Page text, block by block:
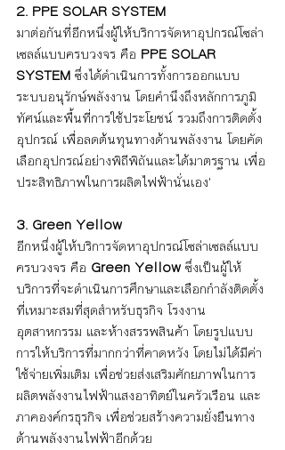
2. PPE SOLAR SYSTEM
มาต่อกันที่อีกหนึ่งผู้ให้บริการจัดหาอุปกรณ์โซล่า
เซลล์แบบครบวงจร คือ PPE SOLAR
SYSTEM ซึ่งได้ดำเนินการทั้งการออกแบบ
ระบบอนุรักษ์พลังงาน โดยคำนึงถึงหลักการภูมิ
ทัศน์และพื้นที่การใช้ประโยชน์ รวมถึงการติดตั้ง
อุปกรณ์ เพื่อลดต้นทุนทางด้านพลังงาน โดยคัด
เลือกอุปกรณ์อย่างพิถีพิถันและได้มาตรฐาน เพื่อ
ประสิทธิภาพในการผลิตไฟฟ้านั่นเอง'
3. Green Yellow
อีกหนึ่งผู้ให้บริการจัดหาอุปกรณ์โซล่าเซลล์แบบ
ครบวงจร คือ Green Yellow ซึ่งเป็นผู้ให้
บริการที่จะดำเนินการศึกษาและเลือกกำลังติดตั้ง
ที่เหมาะสมที่สุดสำหรับธุรกิจ โรงงาน
อุตสาหกรรม และห้างสรรพสินค้า โดยรูปแบบ
การให้บริการที่มากกว่าที่คาดหวัง โดยไม่ได้มีค่า
ใช้จ่ายเพิ่มเติม เพื่อช่วยส่งเสริมศักยภาพในการ
ผลิตพลังงานไฟฟ้าแสงอาทิตย์ในครัวเรือน และ
ภาคองค์กรธุรกิจ เพื่อช่วยสร้างความยั่งยืนทาง
ด้านพลังงานไฟฟ้าอีกด้วย